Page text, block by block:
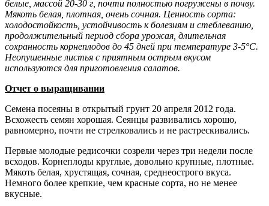
белые, массой 20-30 г, почти полностью погружены в почву.
Мякоть белая, плотная, очень сочная. Ценность сорта:
холодостойкость, устойчивость к болезням и стеблеванию,
продолжительный период сбора урожая, длительная
сохранность корнеплодов до 45 дней при температуре 3-5°С.
Неопушенные листья с приятным острым вкусом
используются для приготовления салатов.
Отчет о выращивании
Семена посеяны в открытый грунт 20 апреля 2012 года.
Всхожесть семян хорошая. Сеянцы развивались хорошо,
равномерно, почти не стрелковались и не растрескивались.
Первые молодые редисочки созрели через три недели после
всходов. Корнеплоды круглые, довольно крупные, плотные.
Мякоть белая, хрустящая, сочная, среднеострого вкуса.
Немного более крепкие, чем красные сорта, но не менее
вкусные.